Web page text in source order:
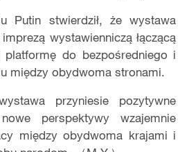
Putin stwierdził, że wystawa
wystawienniczą łączącą
do bezpośredniego i
między obydwoma stronami.
przyniesie pozytywne
perspektywy wzajemnie
między obydwoma krajami i